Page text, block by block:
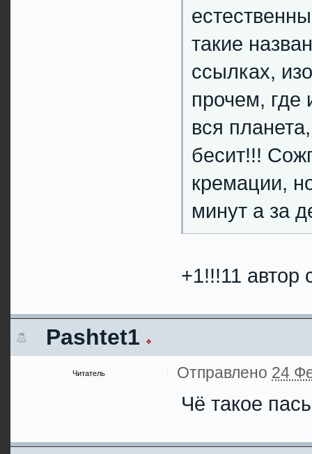
такие
ссылках,
прочем, где
вся
бесит!!!
кремации,
минут а за
+1!!!11 автор
Pashtet1
Читатель Отправлено 24
Чё такое